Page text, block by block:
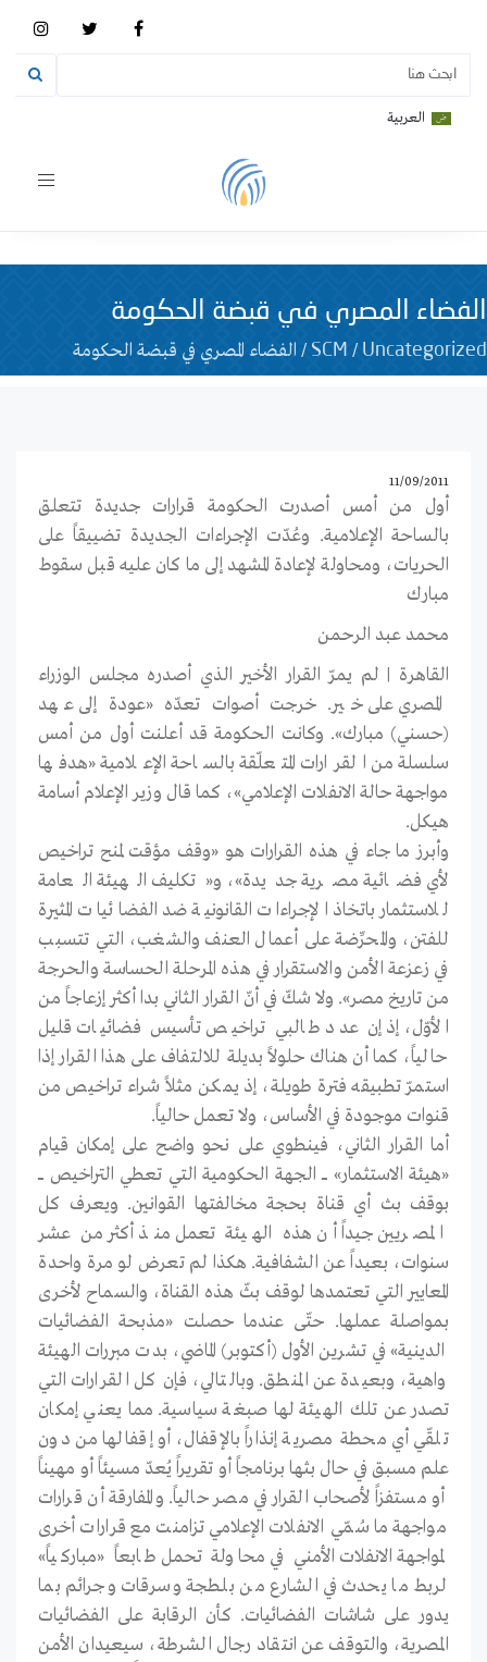
العربية
Toggle
الفضاء المصري في قبضة الحكومة
SCM / Uncategorized
/ الفضاء المصري في قبضة الحكومة
11/09/2011
أول من أمس أصدرت الحكومة قرارات جديدة تتعلق
بالساحة الإعلامية. وعُدّت الإجراءات الجديدة تضييقاً على
الحريات، ومحاولة لإعادة المشهد إلى ما كان عليه قبل سقوط
مبارك
محمد عبد الرحمن
القاهرة | لم يمرّ القرار الأخير الذي أصدره مجلس الوزراء
المصري على خير. خرجت أصوات تعدّه «عودة إلى عهد
(حسني) مبارك». وكانت الحكومة قد أعلنت أول من أمس
سلسلة من القرارات المتعلّقة بالساحة الإعلامية «هدفها
مواجهة حالة الانفلات الإعلامي»، كما قال وزير الإعلام أسامة
هيكل.
وأبرز ما جاء في هذه القرارات هو «وقف مؤقت لمنح تراخيص
لأي فضائية مصرية جديدة»، و«تكليف الهيئة العامة
للاستثمار باتخاذ الإجراءات القانونية ضد الفضائيات المثيرة
للفتن، والمحرِّضة على أعمال العنف والشغب، التي تتسبب
في زعزعة الأمن والاستقرار في هذه المرحلة الحساسة والحرجة
من تاريخ مصر». ولا شكّ في أنّ القرار الثاني بدا أكثر إزعاجاً من
الأوّل، إذ إن عدد طالبي تراخيص تأسيس فضائيات قليل
حالياً، كما أن هناك حلولاً بديلة للالتفاف على هذا القرار إذا
استمرّ تطبيقه فترة طويلة، إذ يمكن مثلاً شراء تراخيص من
قنوات موجودة في الأساس، ولا تعمل حالياً.
أما القرار الثاني، فينطوي على نحو واضح على إمكان قيام
«هيئة الاستثمار» ـــــ الجهة الحكومية التي تعطي التراخيص ـــــ
بوقف بث أي قناة بحجة مخالفتها القوانين. ويعرف كل
المصريين جيداً أن هذه الهيئة تعمل منذ أكثر من عشر
سنوات، بعيداً عن الشفافية. هكذا لم تعرض لو مرة واحدة
المعايير التي تعتمدها لوقف بثّ هذه القناة، والسماح لأخرى
بمواصلة عملها. حتّى عندما حصلت «مذبحة الفضائيات
الدينية» في تشرين الأول (أكتوبر) الماضي، بدت مبررات الهيئة
واهية، وبعيدة عن المنطق. وبالتالي، فإن كل القرارات التي
تصدر عن تلك الهيئة لها صبغة سياسية. مما يعني إمكان
تلقّي أي محطة مصرية إنذاراً بالإقفال، أو إقفالها من دون
علم مسبق في حال بثها برنامجاً أو تقريراً يُعدّ مسيئاً أو مهيناً
أو مستفزاً لأصحاب القرار في مصر حالياً. والمفارقة أن قرارات
مواجهة ما سُمّي الانفلات الإعلامي تزامنت مع قرارات أخرى
لمواجهة الانفلات الأمني في محاولة تحمل طابعاً «مباركياً»
لربط ما يحدث في الشارع من بلطجة وسرقات وجرائم بما
يدور على شاشات الفضائيات. كأن الرقابة على الفضائيات
المصرية، والتوقف عن انتقاد رجال الشرطة، سيعيدان الأمن